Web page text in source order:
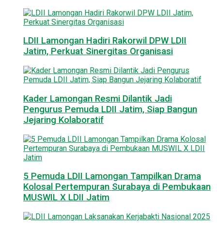
LDII Lamongan Hadiri Rakorwil DPW LDII
Jatim, Perkuat Sinergitas Organisasi
Kader Lamongan Resmi Dilantik Jadi
Pengurus Pemuda LDII Jatim, Siap Bangun
Jejaring Kolaboratif
5 Pemuda LDII Lamongan Tampilkan Drama
Kolosal Pertempuran Surabaya di Pembukaan
MUSWIL X LDII Jatim